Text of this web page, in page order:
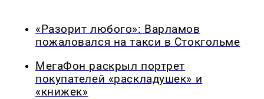
«Разорит любого»: Варламов
пожаловался на такси в Стокгольме
МегаФон раскрыл портрет
покупателей «раскладушек» и
«книжек»